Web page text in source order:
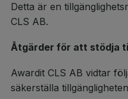
Detta är en
CLS AB.
Åtgärder för att stödja
Awardit CLS AB vidtar
säkerställa